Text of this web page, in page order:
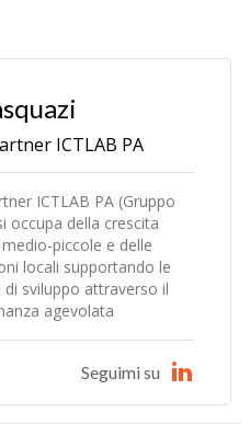
ICTLAB PA
ICTLAB PA (Gruppo
occupa della crescita
piccole e delle
locali supportando le
sviluppo attraverso il
agevolata
Seguimi su